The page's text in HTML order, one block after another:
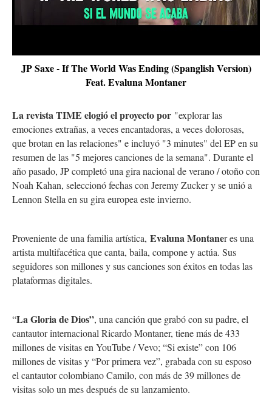
JP Saxe - If The World Was Ending (Spanglish Version)
Feat. Evaluna Montaner
La revista TIME elogió el proyecto por "explorar las
emociones extrañas, a veces encantadoras, a veces dolorosas,
que brotan en las relaciones" e incluyó "3 minutes" del EP en su
resumen de las "5 mejores canciones de la semana". Durante el
año pasado, JP completó una gira nacional de verano / otoño con
Noah Kahan, seleccionó fechas con Jeremy Zucker y se unió a
Lennon Stella en su gira europea este invierno.
Proveniente de una familia artística, Evaluna Montaner es una
artista multifacética que canta, baila, compone y actúa. Sus
seguidores son millones y sus canciones son éxitos en todas las
plataformas digitales.
“La Gloria de Dios”, una canción que grabó con su padre, el
cantautor internacional Ricardo Montaner, tiene más de 433
millones de visitas en YouTube / Vevo; “Si existe” con 106
millones de visitas y “Por primera vez”, grabada con su esposo
el cantautor colombiano Camilo, con más de 39 millones de
visitas solo un mes después de su lanzamiento.